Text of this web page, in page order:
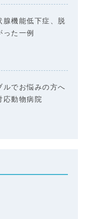
腺機能低下症、脱
た一例
ルでお悩みの方へ
応動物病院